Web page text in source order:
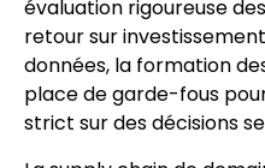
évaluation rigoureuse
retour sur
données, la formation
place de garde-fous
strict sur des décisions